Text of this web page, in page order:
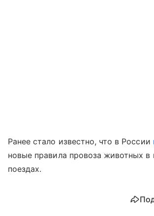
Ранее стало известно, что в России
новые правила провоза животных в
поездах.